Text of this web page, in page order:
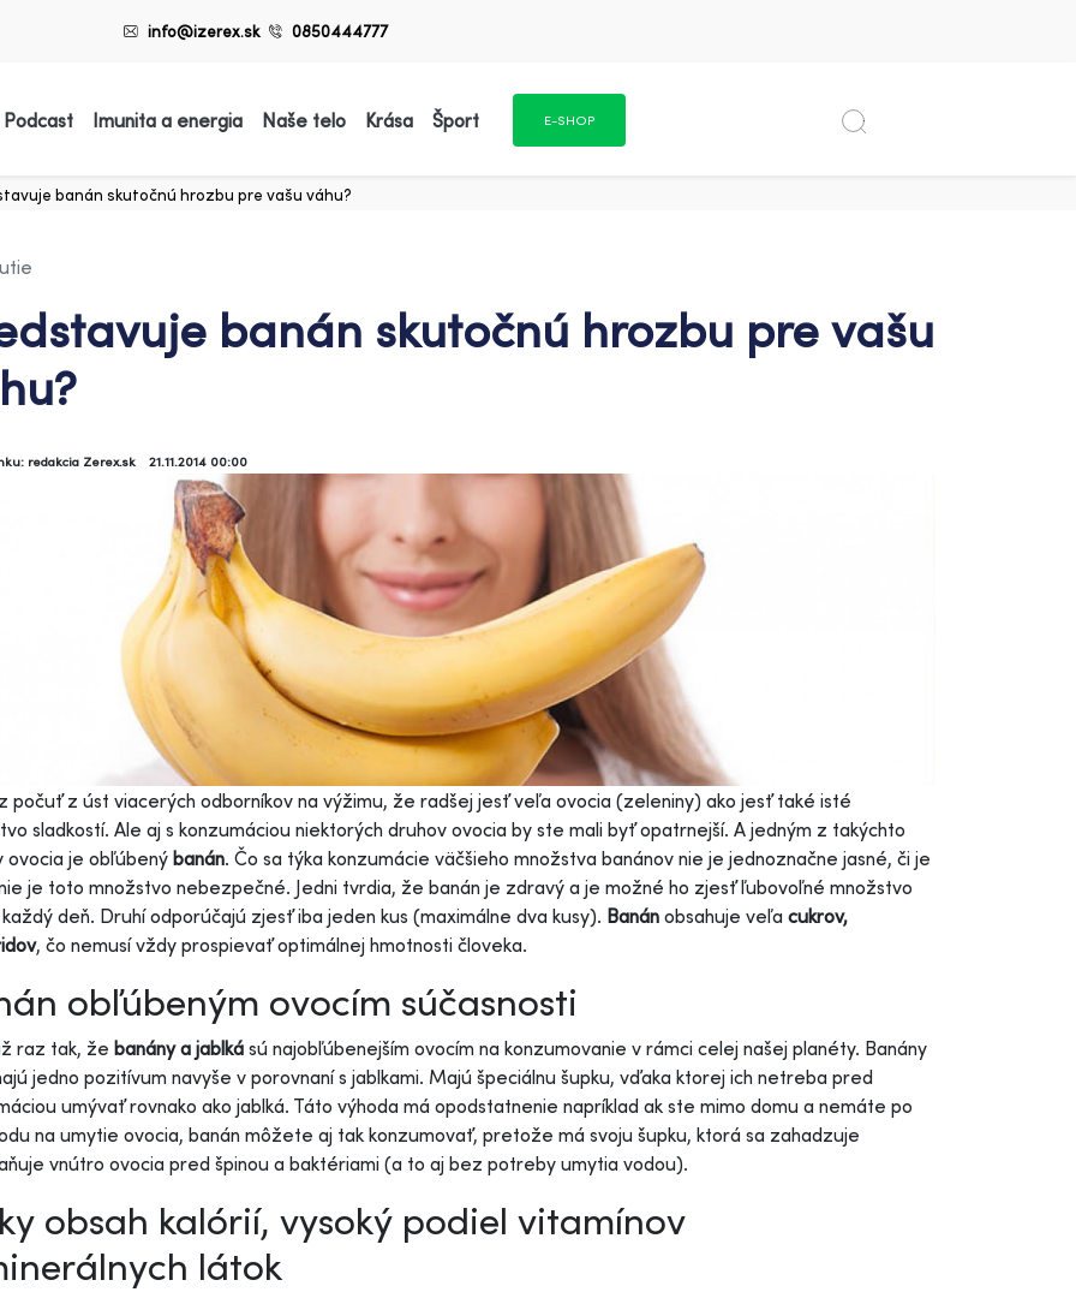
info@izerex.sk 0850444777
Imunita a energia Naše telo Krása Šport E-SHOP
banán skutočnú hrozbu pre vašu váhu?
banán skutočnú hrozbu pre vašu
redakcia Zerex.sk 21.11.2014 00:00
počuť z úst viacerých odborníkov na výžimu, že radšej jesť veľa ovocia (zeleniny) ako jesť také isté
sladkostí. Ale aj s konzumáciou niektorých druhov ovocia by ste mali byť opatrnejší. A jedným z takýchto
ovocia je obľúbený banán. Čo sa týka konzumácie väčšieho množstva banánov nie je jednoznačne jasné, či je
je toto množstvo nebezpečné. Jedni tvrdia, že banán je zdravý a je možné ho zjesť ľubovoľné množstvo
deň. Druhí odporúčajú zjesť iba jeden kus (maximálne dva kusy). Banán obsahuje veľa cukrov,
, čo nemusí vždy prospievať optimálnej hmotnosti človeka.
obľúbeným ovocím súčasnosti
raz tak, že banány a jablká sú najobľúbenejším ovocím na konzumovanie v rámci celej našej planéty. Banány
jedno pozitívum navyše v porovnaní s jablkami. Majú špeciálnu šupku, vďaka ktorej ich netreba pred
umývať rovnako ako jablká. Táto výhoda má opodstatnenie napríklad ak ste mimo domu a nemáte po
na umytie ovocia, banán môžete aj tak konzumovať, pretože má svoju šupku, ktorá sa zahadzuje
vnútro ovocia pred špinou a baktériami (a to aj bez potreby umytia vodou).
obsah kalórií, vysoký podiel vitamínov
látok